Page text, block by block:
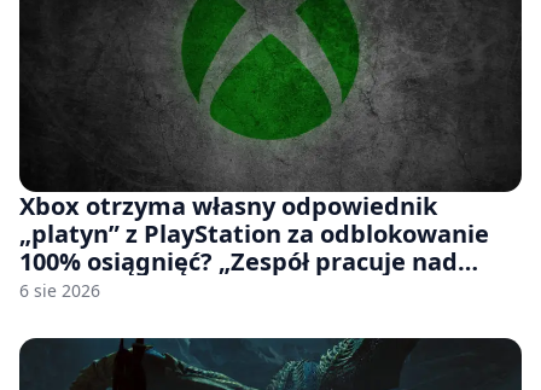
Xbox otrzyma własny odpowiednik
„platyn” z PlayStation za odblokowanie
100% osiągnięć? „Zespół pracuje nad
czymś, co ma się pojawić jeszcze w tym
6 sie 2026